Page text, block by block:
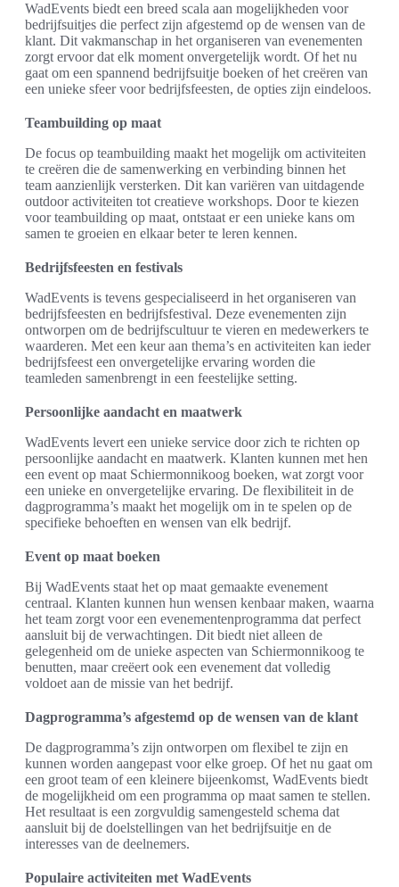
WadEvents biedt een breed scala aan mogelijkheden voor
bedrijfsuitjes die perfect zijn afgestemd op de wensen van de
klant. Dit vakmanschap in het organiseren van evenementen
zorgt ervoor dat elk moment onvergetelijk wordt. Of het nu
gaat om een spannend bedrijfsuitje boeken of het creëren van
een unieke sfeer voor bedrijfsfeesten, de opties zijn eindeloos.
Teambuilding op maat
De focus op teambuilding maakt het mogelijk om activiteiten
te creëren die de samenwerking en verbinding binnen het
team aanzienlijk versterken. Dit kan variëren van uitdagende
outdoor activiteiten tot creatieve workshops. Door te kiezen
voor teambuilding op maat, ontstaat er een unieke kans om
samen te groeien en elkaar beter te leren kennen.
Bedrijfsfeesten en festivals
WadEvents is tevens gespecialiseerd in het organiseren van
bedrijfsfeesten en bedrijfsfestival. Deze evenementen zijn
ontworpen om de bedrijfscultuur te vieren en medewerkers te
waarderen. Met een keur aan thema’s en activiteiten kan ieder
bedrijfsfeest een onvergetelijke ervaring worden die
teamleden samenbrengt in een feestelijke setting.
Persoonlijke aandacht en maatwerk
WadEvents levert een unieke service door zich te richten op
persoonlijke aandacht en maatwerk. Klanten kunnen met hen
een event op maat Schiermonnikoog boeken, wat zorgt voor
een unieke en onvergetelijke ervaring. De flexibiliteit in de
dagprogramma’s maakt het mogelijk om in te spelen op de
specifieke behoeften en wensen van elk bedrijf.
Event op maat boeken
Bij WadEvents staat het op maat gemaakte evenement
centraal. Klanten kunnen hun wensen kenbaar maken, waarna
het team zorgt voor een evenementenprogramma dat perfect
aansluit bij de verwachtingen. Dit biedt niet alleen de
gelegenheid om de unieke aspecten van Schiermonnikoog te
benutten, maar creëert ook een evenement dat volledig
voldoet aan de missie van het bedrijf.
Dagprogramma’s afgestemd op de wensen van de klant
De dagprogramma’s zijn ontworpen om flexibel te zijn en
kunnen worden aangepast voor elke groep. Of het nu gaat om
een groot team of een kleinere bijeenkomst, WadEvents biedt
de mogelijkheid om een programma op maat samen te stellen.
Het resultaat is een zorgvuldig samengesteld schema dat
aansluit bij de doelstellingen van het bedrijfsuitje en de
interesses van de deelnemers.
Populaire activiteiten met WadEvents